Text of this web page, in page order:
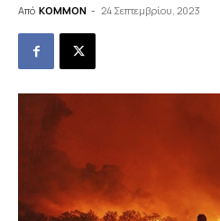
Από KOMMON - 24 Σεπτεμβρίου, 2023